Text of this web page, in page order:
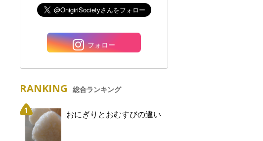
フォロー
RANKING 総合ランキング
おにぎりとおむすびの違い